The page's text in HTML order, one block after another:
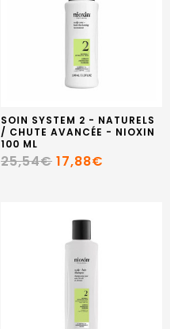
SOIN SYSTEM 2 - NATURELS
/ CHUTE AVANCÉE - NIOXIN
100 ML
25,54€ 17,88€